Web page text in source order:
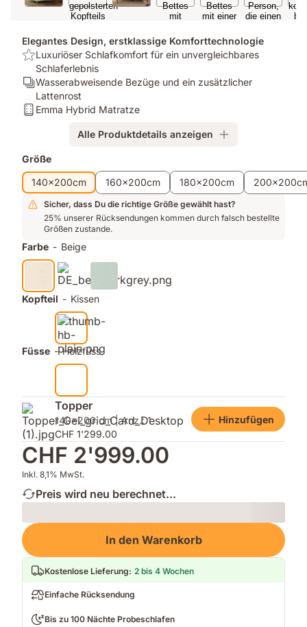
Elegantes Design, erstklassige Komforttechnologie
USP:
Luxuriöser
Schlafkomfort
ein
Schlaferlebnis
Luxuriöser Schlafkomfort für ein unvergleichbares
Schlaferlebnis
Ergonomie/Zonen:
Wasserabweisende
Bezüge
Lattenrost
Wasserabweisende Bezüge und ein zusätzlicher
Lattenrost
Matratze:
Emma Hybrid Matratze
Alle Produktdetails anzeigen
Zusatzprodukte
Größe
140x200cm
160x200cm 180x200cm
Sicher, dass Du die richtige Größe gewählt hast?
25% unserer Rücksendungen kommen durch falsch bestellte
Größen zustande.
Farbe - Beige
Kopfteil - Kissen
Füsse - Holzfüss
Topper
140x200 cm | Anz.: 1
CHF 1'299.00
Hinzufügen
CHF 2'999.00
Inkl. 8,1% MwSt.
Preis wird neu berechnet...
Loading
In den Warenkorb
Kostenlose Lieferung: 2 bis 4 Wochen
Einfache Rücksendung
Bis zu 100 Nächte Probeschlafen